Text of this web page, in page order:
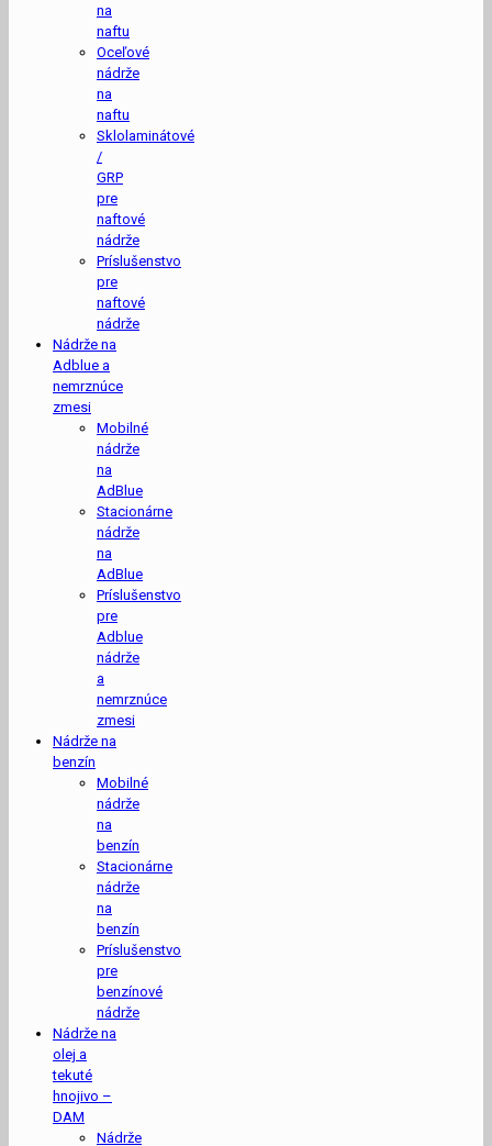
na
naftu
Oceľové
nádrže
na
naftu
Sklolaminátové
/
GRP
pre
naftové
nádrže
Príslušenstvo
pre
naftové
nádrže
Nádrže na
Adblue a
nemrznúce
zmesi
Mobilné
nádrže
na
AdBlue
Stacionárne
nádrže
na
AdBlue
Príslušenstvo
pre
Adblue
nádrže
a
nemrznúce
zmesi
Nádrže na
benzín
Mobilné
nádrže
na
benzín
Stacionárne
nádrže
na
benzín
Príslušenstvo
pre
benzínové
nádrže
Nádrže na
olej a
tekuté
hnojivo –
DAM
Nádrže